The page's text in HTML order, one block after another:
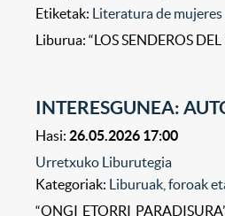
Etiketak: Literatura de
Liburua: “LOS SENDEROS
INTERESGUNEA:
Hasi: 26.05.2026 17:00
Urretxuko Liburutegia
Kategoriak: Liburuak, foroak
“ONGI ETORRI